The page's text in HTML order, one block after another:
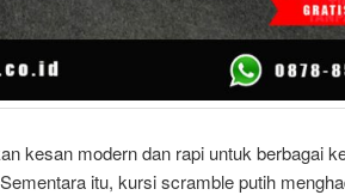
kesan modern dan rapi untuk berbagai
itu, kursi scramble putih